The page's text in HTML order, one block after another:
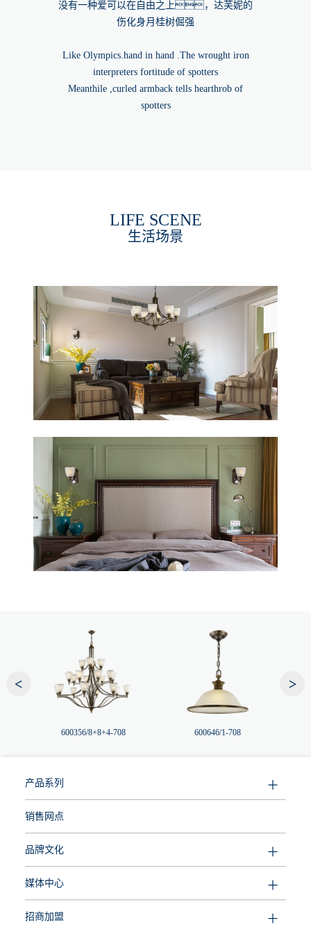
没有一种爱可以在自由之上，达芙妮的
伤化身月桂树倔强
Like Olympics.hand in hand .The wrought iron
interpreters fortitude of spotters
Meanthile ,curled armback tells hearthrob of
spotters
LIFE SCENE
生活场景
600356/8+8+4-708 600646/1-708
< >
产品系列
销售网点
品牌文化
媒体中心
招商加盟